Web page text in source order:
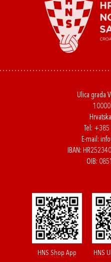
Ulica grada
Tel: +385
E-mail:
IBAN:
OIB:
HNS Shop App HNS